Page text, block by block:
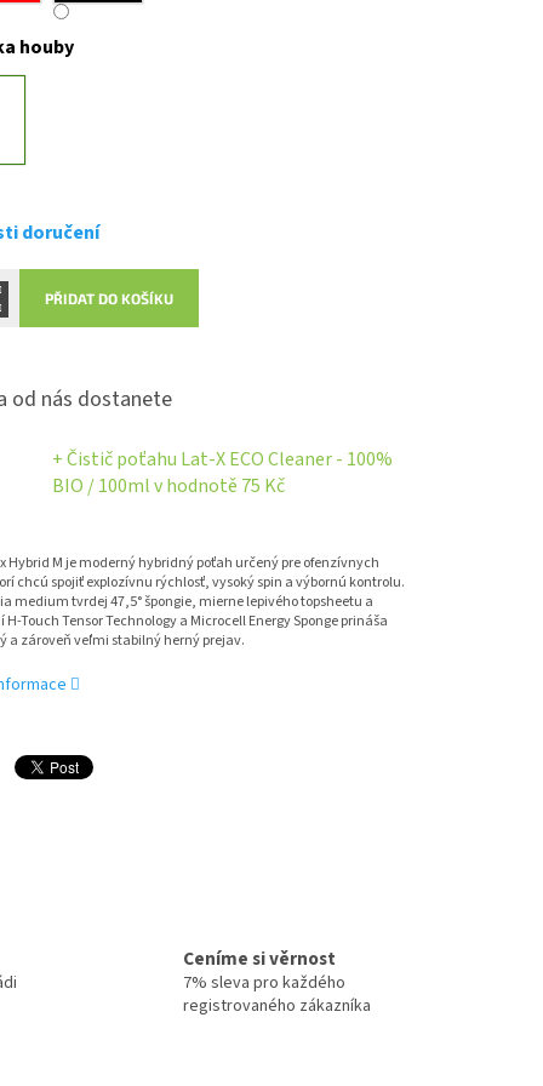
houby
doručení
PŘIDAT DO KOŠÍKU
od nás dostanete
+ Čistič poťahu Lat-X ECO Cleaner - 100%
BIO / 100mlv hodnotě 75 Kč
Hybrid M je moderný hybridný poťah určený pre ofenzívnych
chcú spojiť explozívnu rýchlosť, vysoký spin a výbornú kontrolu.
medium tvrdej 47,5° špongie, mierne lepivého topsheetu a
Touch Tensor Technology a Microcell Energy Sponge prináša
a zároveň veľmi stabilný herný prejav.
Ceníme si věrnost
7% sleva pro každého
registrovaného zákazníka